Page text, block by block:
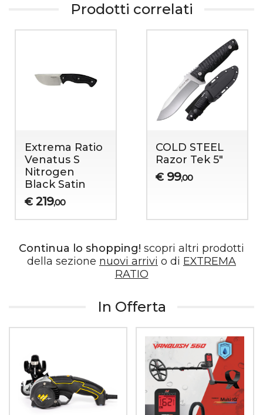
Prodotti correlati
Extrema Ratio
Venatus S
Nitrogen
Black Satin
€ 219,00
COLD STEEL
Razor Tek 5"
€ 99,00
Continua lo shopping! scopri altri prodotti
della sezione nuovi arrivi o di EXTREMA
RATIO
In Offerta